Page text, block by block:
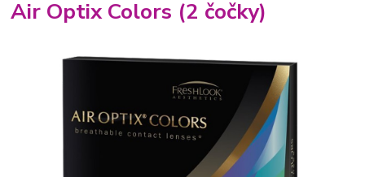
Air Optix Colors (2 čočky)